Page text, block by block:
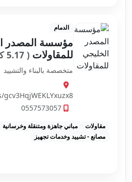
الدمام
مؤسسة المصدر
للمقاولات( 5.17 كم )
متخصصة بالبناء والتشييد
0557573057
مقاولات
مباني جاهزة ومتنقلة وخرسانية
مصانع - تشييد وخدمات تجهيز